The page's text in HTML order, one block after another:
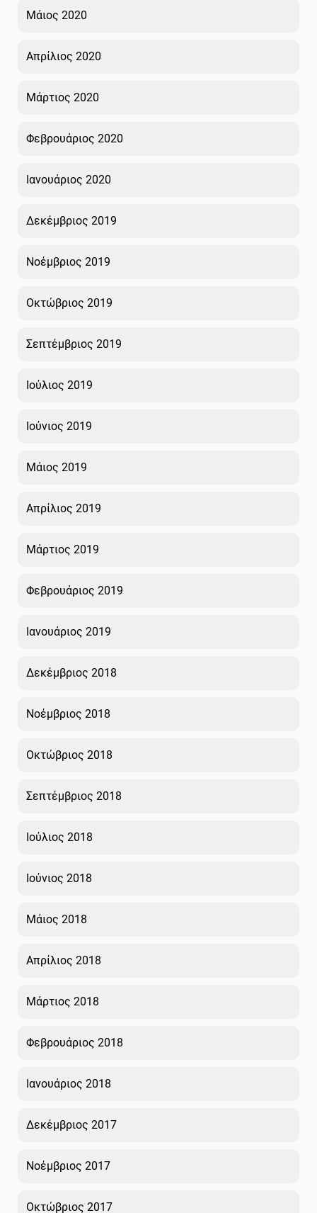
Μάιος 2020
Απρίλιος 2020
Μάρτιος 2020
Φεβρουάριος 2020
Ιανουάριος 2020
Δεκέμβριος 2019
Νοέμβριος 2019
Οκτώβριος 2019
Σεπτέμβριος 2019
Ιούλιος 2019
Ιούνιος 2019
Μάιος 2019
Απρίλιος 2019
Μάρτιος 2019
Φεβρουάριος 2019
Ιανουάριος 2019
Δεκέμβριος 2018
Νοέμβριος 2018
Οκτώβριος 2018
Σεπτέμβριος 2018
Ιούλιος 2018
Ιούνιος 2018
Μάιος 2018
Απρίλιος 2018
Μάρτιος 2018
Φεβρουάριος 2018
Ιανουάριος 2018
Δεκέμβριος 2017
Νοέμβριος 2017
Οκτώβριος 2017